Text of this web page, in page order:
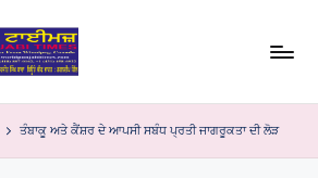
ਤੰਬਾਕੂ ਅਤੇ ਕੈਂਸ਼ਰ ਦੇ ਆਪਸੀ ਸਬੰਧ ਪ੍ਰਤੀ ਜਾਗਰੂਕਤਾ ਦੀ ਲੋੜ